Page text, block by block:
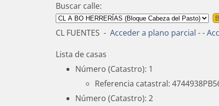
Centro Joven
Carné Joven
Programa Ciudades
Corresponsales Juveniles
Piscina
Taller
Santa Bárbara
Pista Hípica
Bajada de la Virgen
Danza de las Espadas
Gastronomía
LA
Camino del Risco
Camino a la Peña
Del Molino a la
Camino de la Pared
Buscar calle:
CL FUENTES - Acceder a plano parcial - -
Lista de casas
Número (Catastro): 1
Referencia catastral:
Número (Catastro): 2